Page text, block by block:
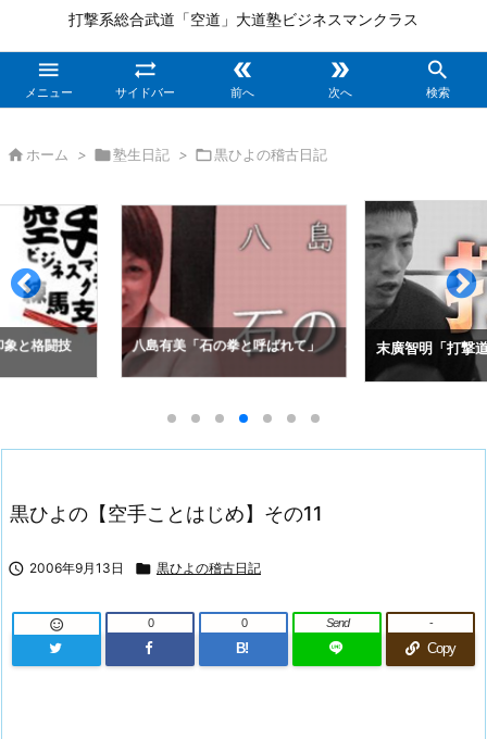
打撃系総合武道「空道」大道塾ビジネスマンクラス

メニュー

サイドバー

前へ

次へ

検索
 ホーム > 塾生日記 > 黒ひよの稽古日記
呼ばれて」 末廣智明「打撃道」
アレクセイ・
の空道入門」
黒ひよの【空手ことはじめ】その11
 2006年9月13日  黒ひよの稽古日記
 0
B!
0 Send
Copy
-